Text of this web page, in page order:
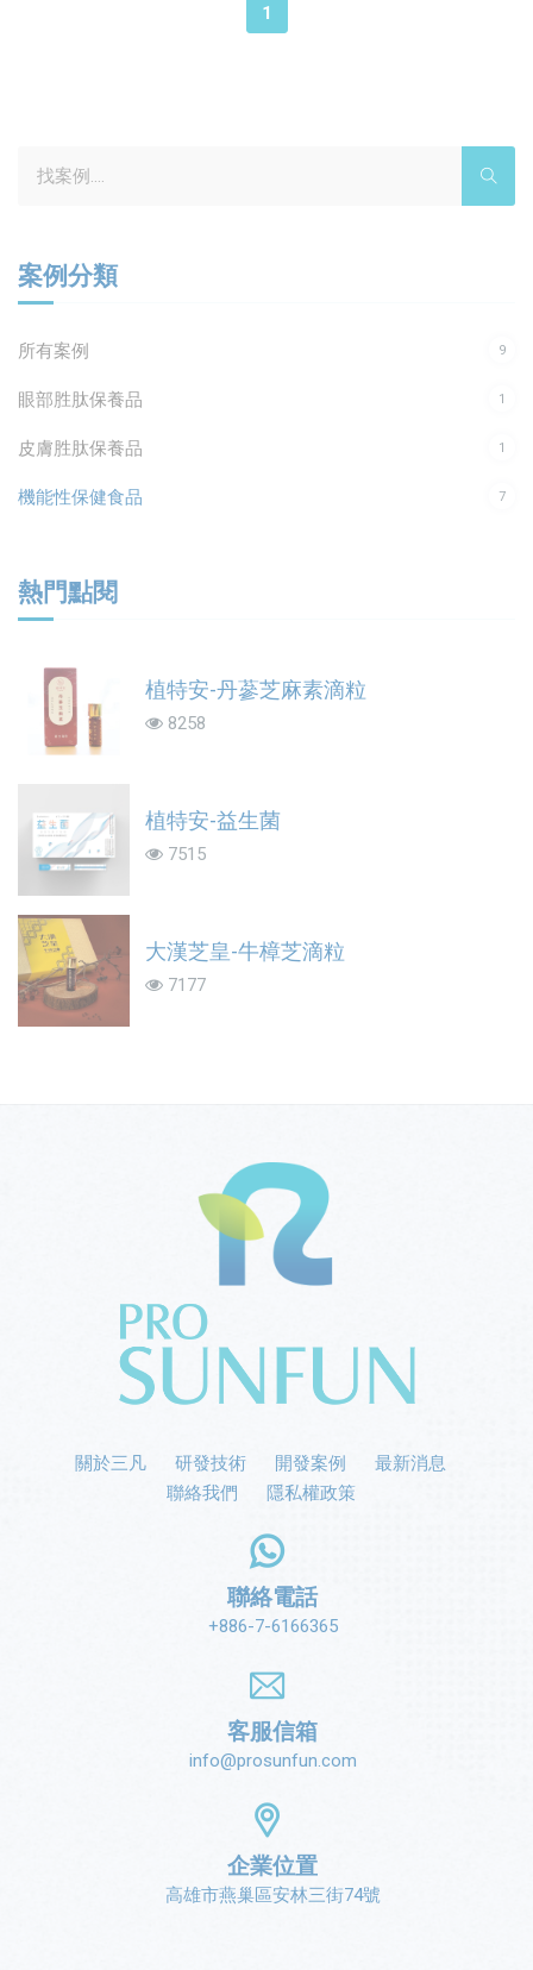
1
for:
案例分類
所有案例 9
眼部胜肽保養品 1
皮膚胜肽保養品 1
機能性保健食品 7
熱門點閱
植特安-丹蔘芝麻素滴粒
8258
植特安-益生菌
7515
大漢芝皇-牛樟芝滴粒
7177
關於三凡 研發技術 開發案例
最新消息
聯絡我們
隱私權政策
聯絡電話
+886-7-6166365
客服信箱
info@prosunfun.com
企業位置
高雄市燕巢區安林三街74號